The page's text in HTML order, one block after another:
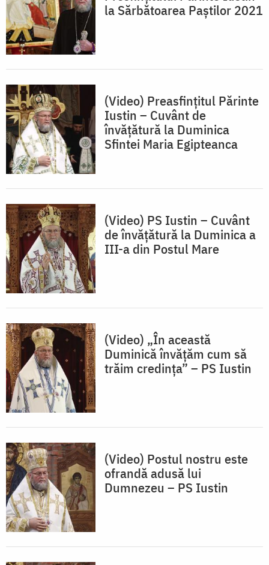
la Sărbătoarea Paștilor 2021
(Video) Preasfințitul Părinte
Iustin – Cuvânt de
învățătură la Duminica
Sfintei Maria Egipteanca
(Video) PS Iustin – Cuvânt
de învățătură la Duminica a
III-a din Postul Mare
(Video) „În această
Duminică învățăm cum să
trăim credința” – PS Iustin
(Video) Postul nostru este
ofrandă adusă lui
Dumnezeu – PS Iustin